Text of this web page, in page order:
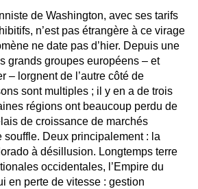
de Washington, avec ses tarifs
n’est pas étrangère à ce virage
ne date pas d’hier. Depuis une
grands groupes européens – et
– lorgnent de l’autre côté de
sont multiples ; il y en a de trois
régions ont beaucoup perdu de
de croissance de marchés
souffle. Deux principalement : la
à désillusion. Longtemps terre
occidentales, l’Empire du
en perte de vitesse : gestion